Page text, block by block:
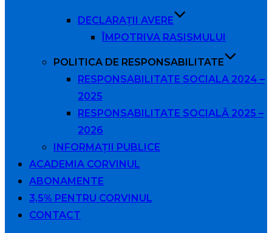
DECLARAȚII AVERE
ÎMPOTRIVA RASISMULUI
POLITICA DE RESPONSABILITATE
RESPONSABILITATE SOCIALA 2024 –
2025
RESPONSABILITATE SOCIALĂ 2025 –
2026
INFORMAȚII PUBLICE
ACADEMIA CORVINUL
ABONAMENTE
3,5% PENTRU CORVINUL
CONTACT